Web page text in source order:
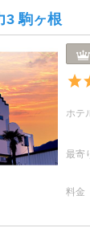
3 駒ヶ根
ホテ
最寄
料金